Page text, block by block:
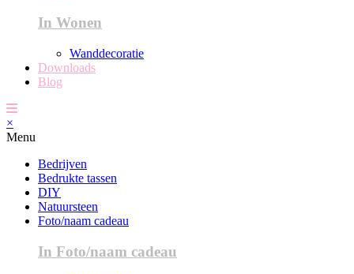
In Wonen
Wanddecoratie
Downloads
Blog
×
Menu
Bedrijven
Bedrukte tassen
DIY
Natuursteen
Foto/naam cadeau
In Foto/naam cadeau